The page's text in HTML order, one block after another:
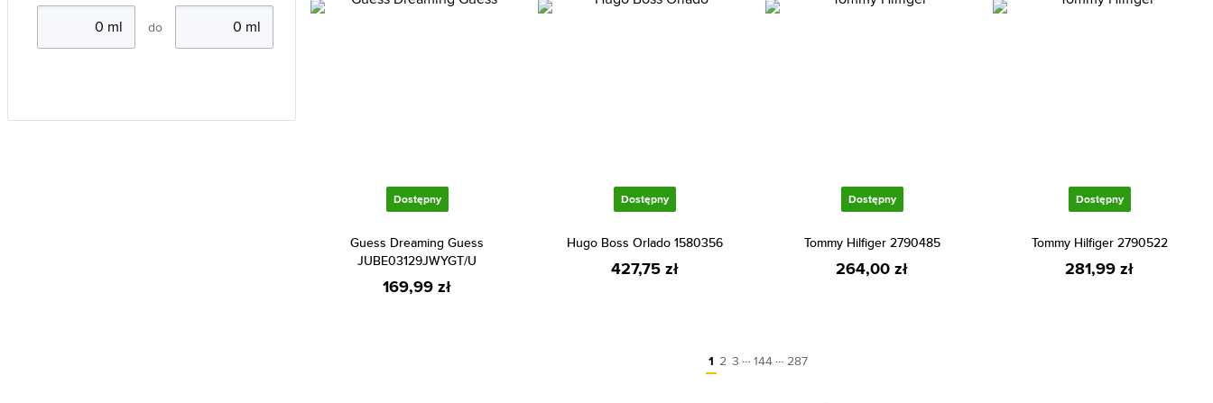
Dostępny
Guess Dreaming Guess
JUBE03129JWYGT/U
169,99 zł
Dostępny
Hugo Boss Orlado 1580356
427,75 zł
Dostępny
Tommy Hilfiger 2790485
264,00 zł
Dostępny
Tommy Hilfiger 2790522
281,99 zł
1 2 3 … 144 … 287
do